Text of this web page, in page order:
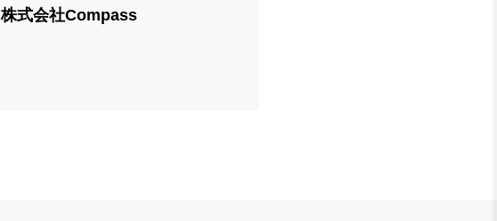
株式会社Compass